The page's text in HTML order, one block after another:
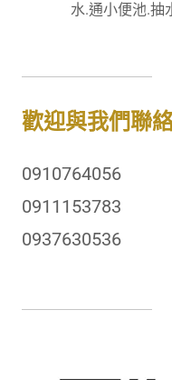
水.通小便池.抽
歡迎與我們聯
0910764056
0911153783
0937630536